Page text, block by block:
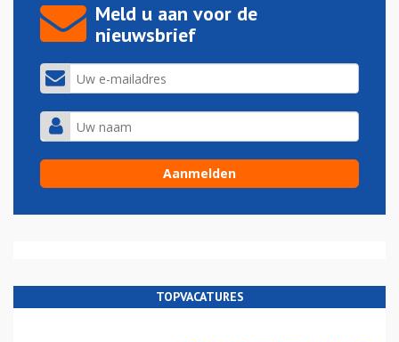
Meld u aan voor de
nieuwsbrief
TOPVACATURES